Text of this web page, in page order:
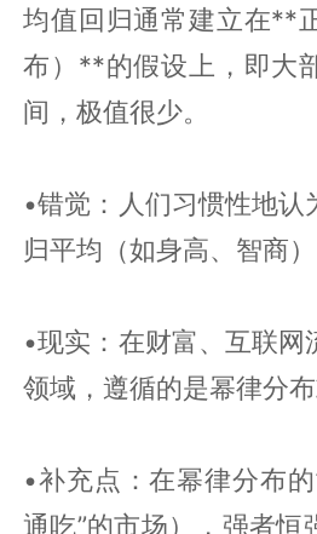
均值回归通常建立在**
布）**的假设上，即大
间，极值很少。
•错觉：人们习惯性地认
归平均（如身高、智商）
•现实：在财富、互联网
领域，遵循的是幂律分布
•补充点：在幂律分布
通吃”的市场），强者恒